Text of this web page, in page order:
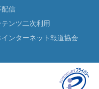
信
テンツ二次利用
インターネット報道協会